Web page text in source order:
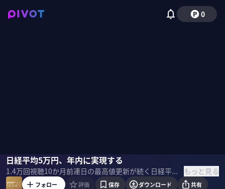
0
日経平均5万円、年内に実現する
1.4万回視聴10か月前 連日の最高値更新が続く日経平均株価。なぜ株価上昇が続いているのか？年内にどこまで株価は上がるのか？来年も勢いは続くのか？マネックス証券の広木隆チーフ・ストラテジストに聞いた。 ＜ゲスト＞ 広木隆｜マネックス証券 チーフ・ストラテジスト 上智大学外国語学部卒。神戸大学大学院・経済学研究科博士後期課程修了。博士(経済学)。社会構想大学院大学教授。国内銀行系投資顧問、外資系運用会社、ヘッジファンドなど様々な運用機関でファンドマネージャー等を歴任。2010年より現職。 ＜目次＞ もっと見る
広木隆佐々木紀彦
フォロー 評価 保存 ダウンロード 共有